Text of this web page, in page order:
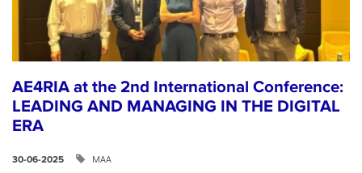
AE4RIA at the 2nd International Conference:
LEADING AND MANAGING IN THE DIGITAL
ERA
30-06-2025 ΜΑΑ